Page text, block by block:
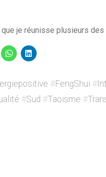
je réunisse plusieurs des
#FengShui #
#Sud #Taoïsme #